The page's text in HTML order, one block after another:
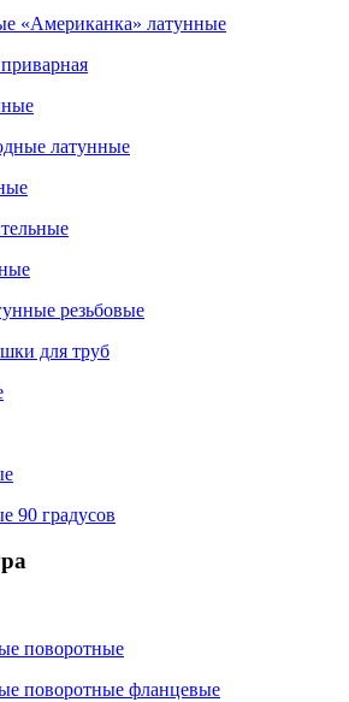
«Американка» латунные
приварная
латунные
резьбовые
для труб
90 градусов
поворотные
поворотные фланцевые